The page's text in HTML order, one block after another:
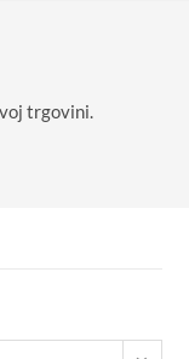
trgovini.